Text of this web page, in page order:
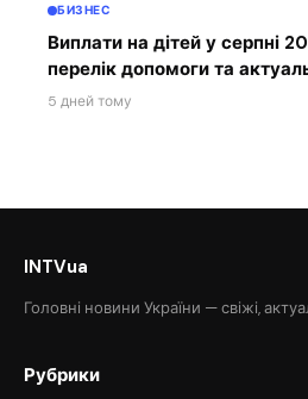
БИЗНЕС
Виплати на дітей у серпні
перелік допомоги та
5 дней тому
INTVua
Головні новини України — свіжі,
Рубрики